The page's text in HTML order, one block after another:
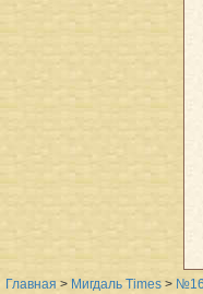
Главная > Мигдаль Times >